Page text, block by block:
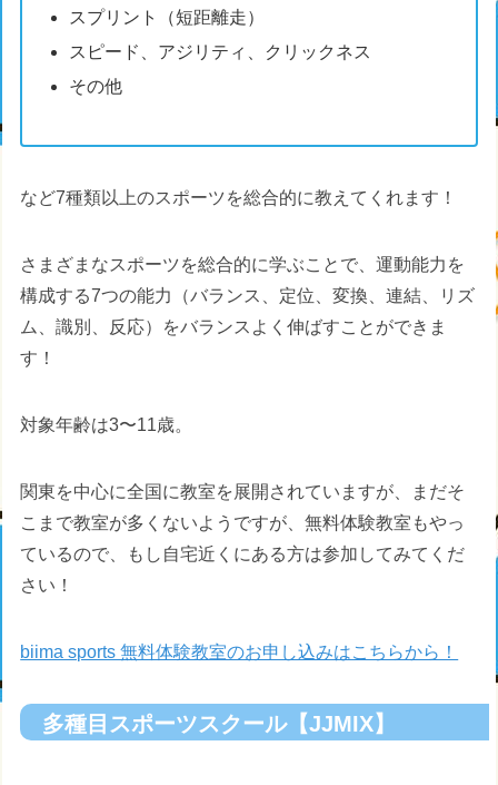
スプリント（短距離走）
スピード、アジリティ、クリックネス
その他
など7種類以上のスポーツを総合的に教えてくれます！
さまざまなスポーツを総合的に学ぶことで、運動能力を
構成する7つの能力（バランス、定位、変換、連結、リズ
ム、識別、反応）をバランスよく伸ばすことができま
す！
対象年齢は3〜11歳。
関東を中心に全国に教室を展開されていますが、まだそ
こまで教室が多くないようですが、無料体験教室もやっ
ているので、もし自宅近くにある方は参加してみてくだ
さい！
biima sports 無料体験教室のお申し込みはこちらから！
多種目スポーツスクール【JJMIX】